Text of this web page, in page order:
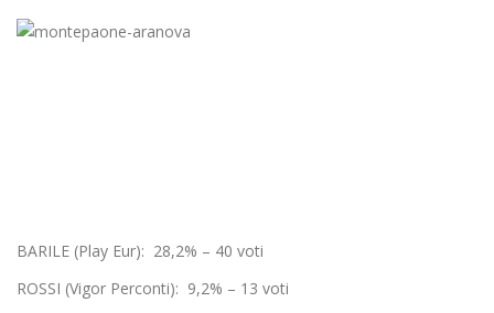
BARILE (Play Eur): 28,2% – 40 voti
ROSSI (Vigor Perconti): 9,2% – 13 voti